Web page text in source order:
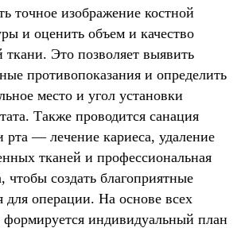
точное изображение костной
и оценить объем и качество
ткани. Это позволяет выявить
противопоказания и определить
место и угол установки
Также проводится санация
рта — лечение кариеса, удаление
тканей и профессиональная
чтобы создать благоприятные
для операции. На основе всех
индивидуальный план